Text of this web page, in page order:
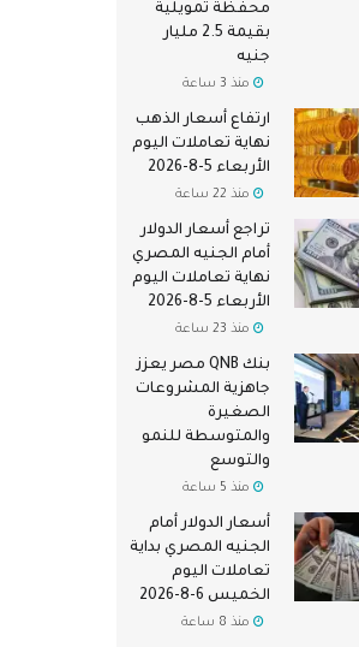
محفظة تمويلية
بقيمة 2.5 مليار
جنيه
منذ 3 ساعة
ارتفاع أسعار الذهب
نهاية تعاملات اليوم
الأربعاء 5-8-2026
منذ 22 ساعة
تراجع أسعار الدولار
أمام الجنيه المصري
نهاية تعاملات اليوم
الأربعاء 5-8-2026
منذ 23 ساعة
بنك QNB مصر يعزز
جاهزية المشروعات
الصغيرة
والمتوسطة للنمو
والتوسع
منذ 5 ساعة
أسعار الدولار أمام
الجنيه المصري بداية
تعاملات اليوم
الخميس 6-8-2026
منذ 8 ساعة